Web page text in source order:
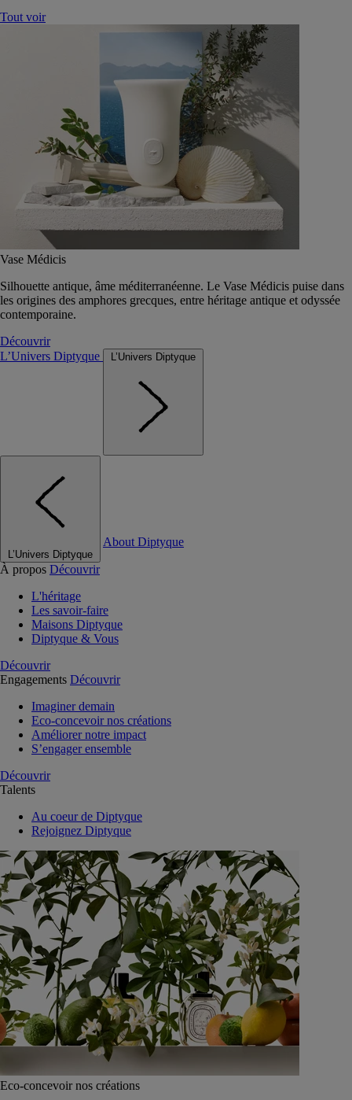
Tout voir
Vase Médicis
Silhouette antique, âme méditerranéenne. Le Vase Médicis puise dans
les origines des amphores grecques, entre héritage antique et odyssée
contemporaine.
Découvrir
L’Univers Diptyque
L’Univers Diptyque
L’Univers Diptyque
About Diptyque
À propos Découvrir
L'héritage
Les savoir-faire
Maisons Diptyque
Diptyque & Vous
Découvrir
Engagements Découvrir
Imaginer demain
Eco-concevoir nos créations
Améliorer notre impact
S’engager ensemble
Découvrir
Talents
Au coeur de Diptyque
Rejoignez Diptyque
Eco-concevoir nos créations